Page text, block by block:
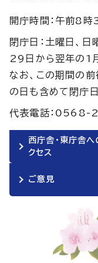
開庁時間：午前8
閉庁日：土曜日、
29日から翌年の1
なお、この期間の
の日も含めて閉庁
代表電話：0568-
西庁舎・東庁舎へ
クセス
ご意見